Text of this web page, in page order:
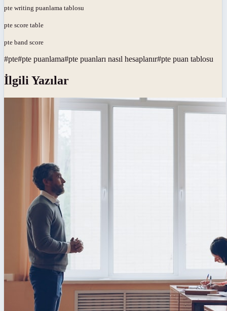
pte writing puanlama tablosu
pte score table
pte band score
#pte#pte puanlama#pte puanları nasıl hesaplanır#pte puan tablosu
İlgili Yazılar